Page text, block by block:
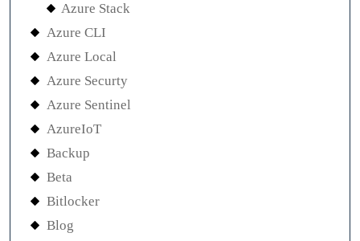
Azure Stack
Azure CLI
Azure Local
Azure Securty
Azure Sentinel
AzureIoT
Backup
Beta
Bitlocker
Blog